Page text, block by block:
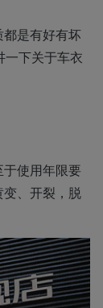
是有好有坏
一下关于车衣
使用年限要
、开裂，脱